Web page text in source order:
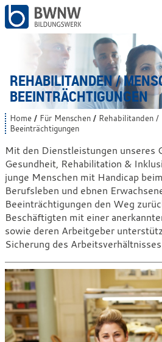
REHABILITANDEN /
BEEINTRÄCHTIGUNGEN
Für Menschen
Für Unternehmen
Von uns
Vor Ort
Mit Arbeiten
S
i
s
i
n
d
h
i
e
:
Home Für Menschen Rehabilitanden /
Beeinträchtigungen
Mit den Dienstleistungen unseres
Gesundheit, Rehabilitation &
junge Menschen mit Handicap
Berufsleben und ebnen
Beeinträchtigungen den Weg
Beschäftigten mit einer
sowie deren Arbeitgeber
Sicherung des